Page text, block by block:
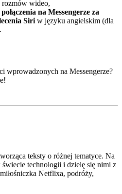
rozmów wideo,
na Messengerze za
Siriw języku angielskim (dla
wprowadzonych na Messengerze?
teksty o różnej tematyce. Na
technologii i dzielę się nimi z
Netflixa, podróży,